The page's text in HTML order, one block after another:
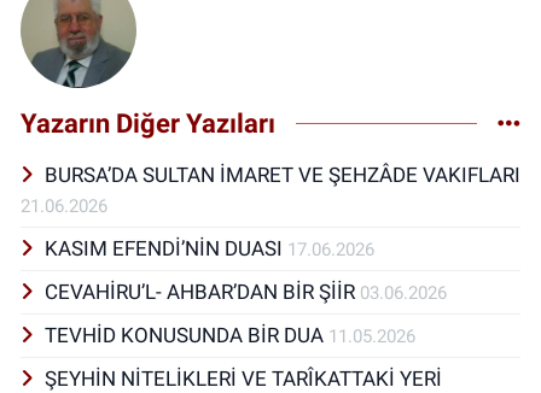
Yazarın Diğer Yazıları
BURSA’DA SULTAN İMARET VE ŞEHZÂDE VAKIFLARI
21.06.2026
KASIM EFENDİ’NİN DUASI 17.06.2026
CEVAHİRU’L- AHBAR’DAN BİR ŞİİR 03.06.2026
TEVHİD KONUSUNDA BİR DUA 11.05.2026
ŞEYHİN NİTELİKLERİ VE TARÎKATTAKİ YERİ